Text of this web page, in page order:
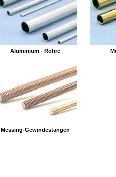
Aluminium - Rohre
Messing-Gewindestangen